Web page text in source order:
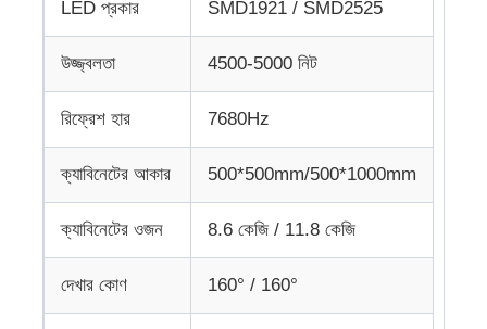
LED প্রকার SMD1921 / SMD2525
উজ্জ্বলতা 4500-5000 নিট
রিফ্রেশ হার 7680Hz
ক্যাবিনেটের আকার 500*500mm/500*1000mm
ক্যাবিনেটের ওজন 8.6 কেজি / 11.8 কেজি
দেখার কোণ 160° / 160°